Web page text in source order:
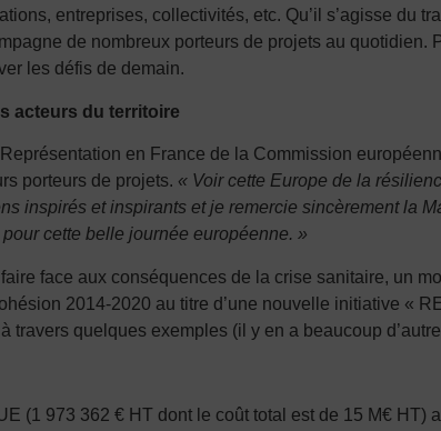
entreprises, collectivités, etc. Qu’il s’agisse du
de nombreux porteurs de projets au
les défis de demain.
acteurs du territoire
en France de la Commission
porteurs de projets. « Voir cette Europe de la
inspirés et inspirants et je remercie sincèrement la
cette belle journée européenne. »
face aux conséquences de la crise sanitaire, un
2014-2020 au titre d’une nouvelle initiative «
travers quelques exemples (il y en a beaucoup
(1 973 362 € HT dont le coût total est de 15 M€